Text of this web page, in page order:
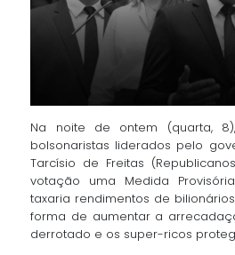
Na noite de ontem (quarta,
bolsonaristas liderados pelo
Tarcísio de Freitas
votação uma Medida
taxaria rendimentos de
forma de aumentar a
derrotado e os super-ricos